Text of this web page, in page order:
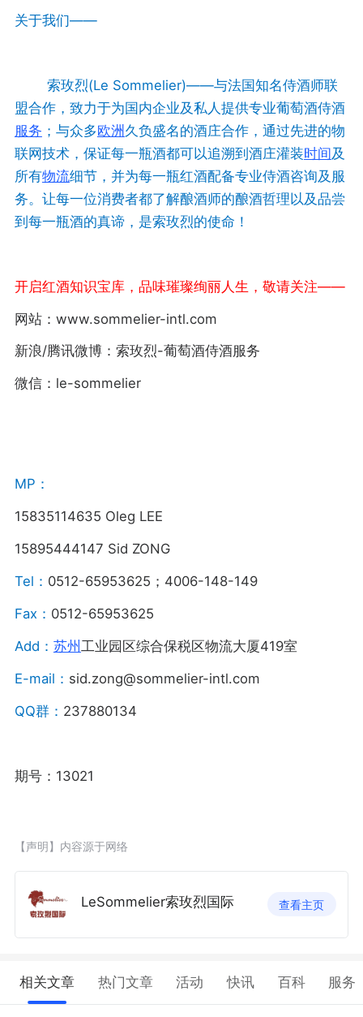
关于我们——
索玫烈(Le Sommelier)——与法国知名侍酒师联
盟合作，致力于为国内企业及私人提供专业葡萄酒侍酒
服务 ；与众多欧洲 久负盛名的酒庄合作，通过先进的物
联网技术，保证每一瓶酒都可以追溯到酒庄灌装时间及
所有物流细节，并为每一瓶红酒配备专业侍酒咨询及服
务。让每一位消费者都了解酿酒师的酿酒哲理以及品尝
到每一瓶酒的真谛，是索玫烈的使命！
开启红酒知识宝库，品味璀璨绚丽人生，敬请关注——
网站：www.sommelier-intl.com
新浪/腾讯微博：索玫烈-葡萄酒侍酒服务
微信：le-sommelier
MP：
15835114635 Oleg LEE
15895444147 Sid ZONG
Tel： 0512-65953625；4006-148-149
Fax： 0512-65953625
Add： 苏州 工业园区综合保税区物流大厦419室
E-mail： sid.zong@sommelier-intl.com
QQ群： 237880134
期号：13021
【声明】内容源于网络
LeSommelier索玫烈国际 查看主页
相关文章 热门文章 活动 快讯 百科 服务